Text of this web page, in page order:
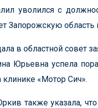
уволился с
Запорожскую
в областной совет
Юрьевна успела
клинике «Мотор Сич».
также указала,